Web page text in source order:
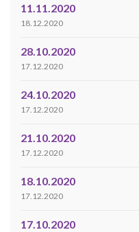
11.11.2020
18.12.2020
28.10.2020
17.12.2020
24.10.2020
17.12.2020
21.10.2020
17.12.2020
18.10.2020
17.12.2020
17.10.2020